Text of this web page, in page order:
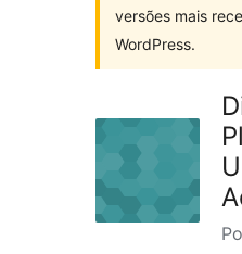
versões mais
WordPress.